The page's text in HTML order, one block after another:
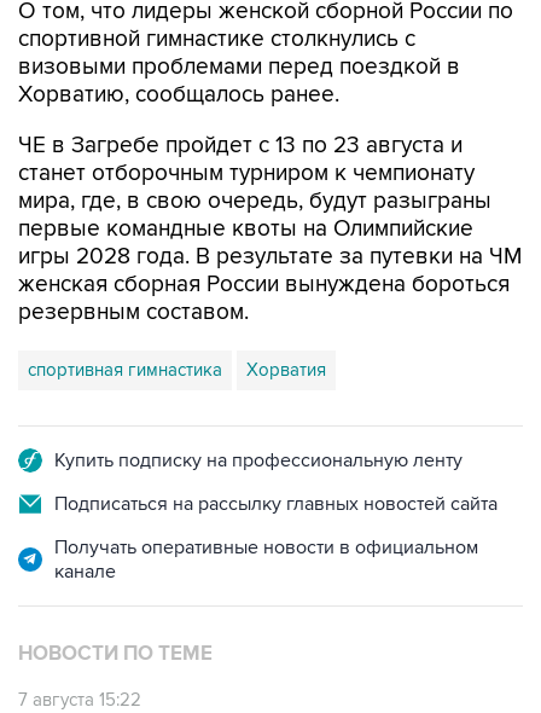
О том, что лидеры женской сборной России по
спортивной гимнастике столкнулись с
визовыми проблемами перед поездкой в
Хорватию, сообщалось ранее.
ЧЕ в Загребе пройдет с 13 по 23 августа и
станет отборочным турниром к чемпионату
мира, где, в свою очередь, будут разыграны
первые командные квоты на Олимпийские
игры 2028 года. В результате за путевки на ЧМ
женская сборная России вынуждена бороться
резервным составом.
спортивная гимнастика Хорватия
Купить подписку на профессиональную ленту
Подписаться на рассылку главных новостей сайта
Получать оперативные новости в официальном
канале
НОВОСТИ ПО ТЕМЕ
7 августа 15:22